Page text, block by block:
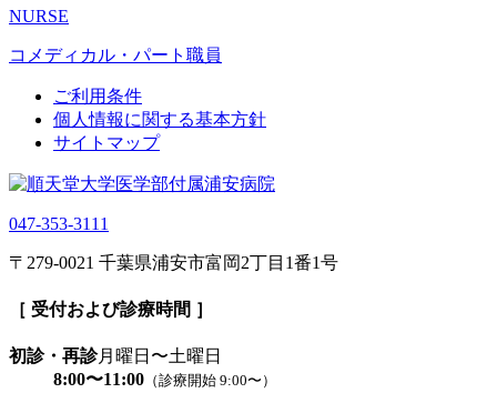
NURSE
コメディカル・パート職員
ご利用条件
個人情報に関する基本方針
サイトマップ
047-353-3111
〒279-0021 千葉県浦安市富岡2丁目1番1号
［ 受付および診療時間 ］
初診・再診月曜日〜土曜日
8:00〜11:00 （診療開始 9:00〜）